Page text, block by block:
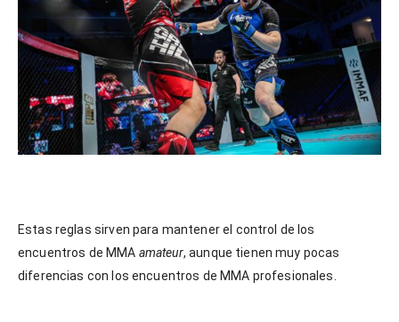
Estas reglas sirven para mantener el control de los
encuentros de MMA amateur, aunque tienen muy pocas
diferencias con los encuentros de MMA profesionales.